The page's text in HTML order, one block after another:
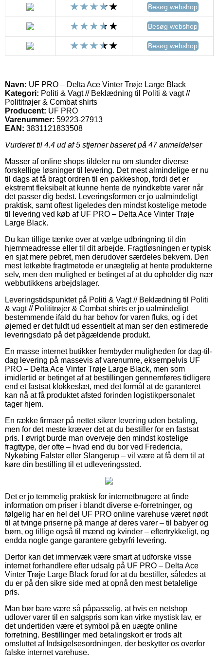
Besøg webshop
Besøg webshop
Besøg webshop
Navn: UF PRO – Delta Ace Vinter Trøje Large Black
Kategori: Politi & Vagt // Beklædning til Politi & vagt //
Polititrøjer & Combat shirts
Producent: UF PRO
Varenummer: 59223-27913
EAN: 3831121833508
Vurderet til 4.4 ud af 5 stjerner baseret på 47anmeldelser
Masser af online shops tildeler nu om stunder diverse
forskellige løsninger til levering. Det mest almindelige er nu
til dags at få bragt ordren til en pakkeshop, fordi det er
ekstremt fleksibelt at kunne hente de nyindkøbte varer når
det passer dig bedst. Leveringsformen er jo ualmindeligt
praktisk, samt oftest ligeledes den mindst kostelige metode
til levering ved køb af UF PRO – Delta Ace Vinter Trøje
Large Black.
Du kan tillige tænke over at vælge udbringning til din
hjemmeadresse eller til dit arbejde. Fragtløsningen er typisk
en sjat mere pebret, men derudover særdeles bekvem. Den
mest letkøbte fragtmetode er unægtelig at hente produkterne
selv, men den mulighed er betinget af at du opholder dig nær
webbutikkens arbejdslager.
Leveringstidspunktet på Politi & Vagt // Beklædning til Politi
& vagt // Polititrøjer & Combat shirts er jo ualmindeligt
bestemmende ifald du har behov for varen fluks, og i det
øjemed er det fuldt ud essentielt at man ser den estimerede
leveringsdato på det pågældende produkt.
En masse internet butikker frembyder muligheden for dag-til-
dag levering på massevis af varenumre, eksempelvis UF
PRO – Delta Ace Vinter Trøje Large Black, men som
imidlertid er betinget af at bestillingen gennemføres tidligere
end et fastsat klokkeslæt, med det formål at de garanteret
kan nå at få produktet afsted forinden logistikpersonalet
tager hjem.
En række firmaer på nettet sikrer levering uden betaling,
men for det meste kræver det at du bestiller for en fastsat
pris. I øvrigt burde man overveje den mindst kostelige
fragttype, der ofte – hvad end du bor ved Fredericia,
Nykøbing Falster eller Slangerup – vil være at få dem til at
køre din bestilling til et udleveringssted.
Det er jo temmelig praktisk for internetbrugere at finde
information om priser i blandt diverse e-forretninger, og
følgelig har en hel del UF PRO online varehuse været nødt
til at tvinge priserne på mange af deres varer – til babyer og
børn, og tillige også til mænd og kvinder – eftertrykkeligt, og
endda nogle gange garantere gebyrfri levering.
Derfor kan det immervæk være smart at udforske visse
internet forhandlere efter udsalg på UF PRO – Delta Ace
Vinter Trøje Large Black forud for at du bestiller, således at
du er på den sikre side med at opnå den mest betalelige
pris.
Man bør bare være så påpasselig, at hvis en netshop
udlover varer til en salgspris som kan virke mystisk lav, er
det undertiden være et symbol på en uægte online
forretning. Bestillinger med betalingskort er trods alt
omsluttet af Indsigelsesordningen, der beskytter os overfor
falske internet varehuse.